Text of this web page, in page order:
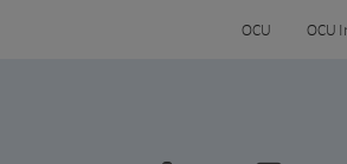
OCU OCU